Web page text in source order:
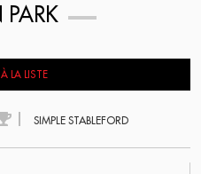
PARK
LA LISTE
SIMPLE STABLEFORD